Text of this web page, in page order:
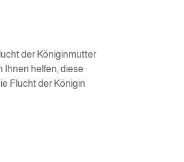
der Königinmutter
Ihnen helfen, diese
Flucht der Königin